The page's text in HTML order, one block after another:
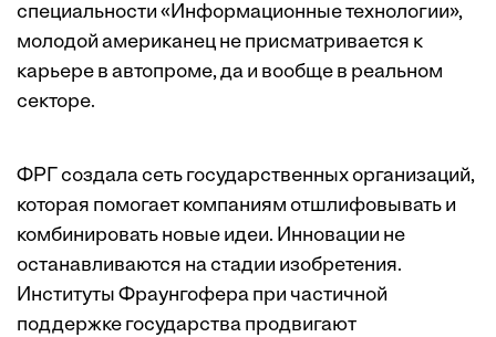
специальности «Информационные технологии»,
молодой американец не присматривается к
карьере в автопроме, да и вообще в реальном
секторе.
ФРГ создала сеть государственных организаций,
которая помогает компаниям отшлифовывать и
комбинировать новые идеи. Инновации не
останавливаются на стадии изобретения.
Институты Фраунгофера при частичной
поддержке государства продвигают